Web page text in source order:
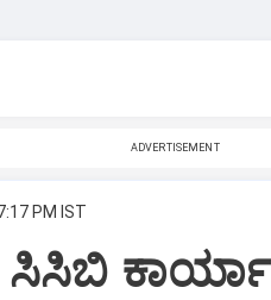
ADVERTISEMENT
PM IST
ಸಿಸಿಬಿ